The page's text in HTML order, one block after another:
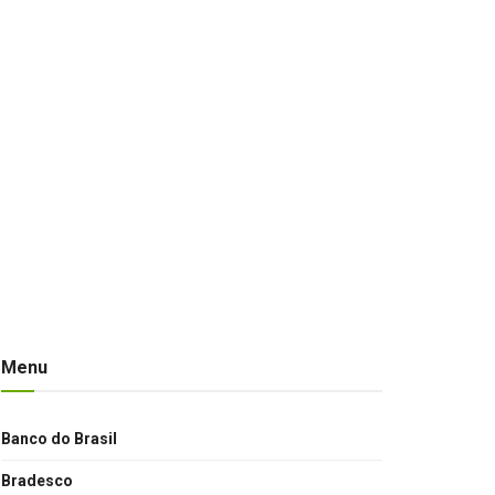
Menu
Banco do Brasil
Bradesco